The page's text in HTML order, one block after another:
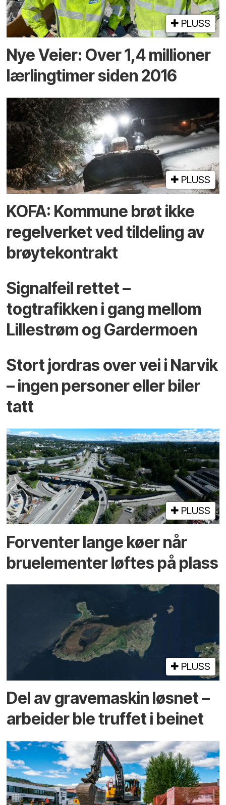
PLUSS
Nye Veier: Over 1,4 millioner
lærlingtimer siden 2016
PLUSS
KOFA: Kommune brøt ikke
regelverket ved tildeling av
brøytekontrakt
Signalfeil rettet –
togtrafikken i gang mellom
Lillestrøm og Gardermoen
Stort jordras over vei i Narvik
– ingen personer eller biler
tatt
PLUSS
Forventer lange køer når
bru­elementer løftes på plass
PLUSS
Del av grave­maskin løsnet –
arbeider ble truffet i beinet